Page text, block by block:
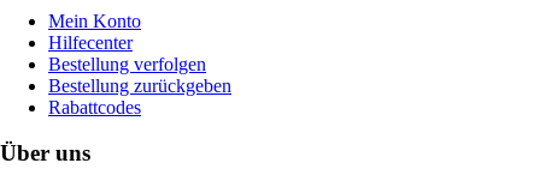
Mein Konto
Hilfecenter
Bestellung verfolgen
Bestellung zurückgeben
Rabattcodes
Über uns